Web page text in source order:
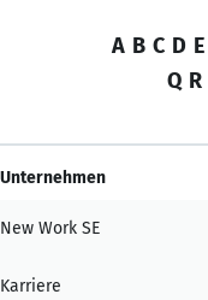
A B C D E
Q R
Unternehmen
New Work SE
Karriere